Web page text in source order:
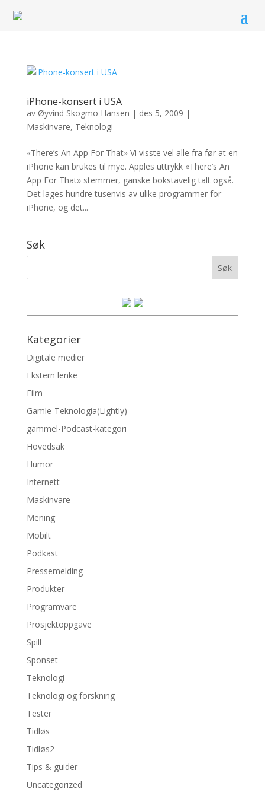
iPhone-konsert i USA
av Øyvind Skogmo Hansen | des 5, 2009 |
Maskinvare, Teknologi
«There’s An App For That» Vi visste vel alle fra før at en
iPhone kan brukes til mye. Apples uttrykk «There’s An
App For That» stemmer, ganske bokstavelig talt også.
Det lages hundre tusenvis av ulike programmer for
iPhone, og det...
Søk
Kategorier
Digitale medier
Ekstern lenke
Film
Gamle-Teknologia(Lightly)
gammel-Podcast-kategori
Hovedsak
Humor
Internett
Maskinvare
Mening
Mobilt
Podkast
Pressemelding
Produkter
Programvare
Prosjektoppgave
Spill
Sponset
Teknologi
Teknologi og forskning
Tester
Tidløs
Tidløs2
Tips & guider
Uncategorized